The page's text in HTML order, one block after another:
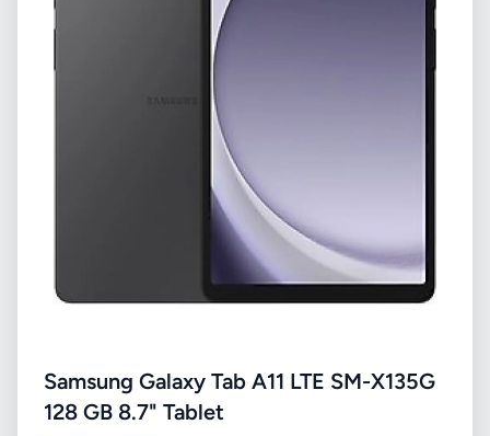
Samsung Galaxy Tab A11 LTE SM-X135G
128 GB 8.7" Tablet